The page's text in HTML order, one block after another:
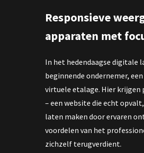
Responsieve
apparaten met
In het hedendaagse digitale
beginnende ondernemer,
virtuele etalage. Hier krijgen
– een website die echt
laten maken door ervaren
voordelen van het
zichzelf terugverdient.